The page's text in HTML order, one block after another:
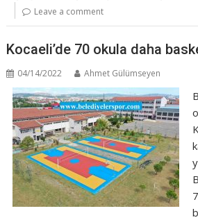
Leave a comment
Kocaeli’de 70 okula daha
04/14/2022 Ahmet Gülümseyen